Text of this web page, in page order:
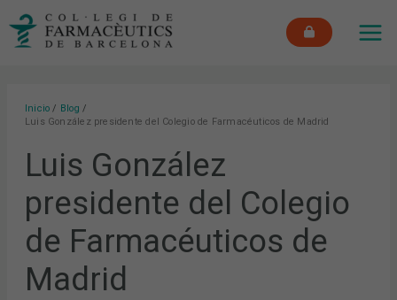
Inicio
Blog
Luis González presidente del Colegio de Farmacéuticos de Madrid
Luis González
presidente del Colegio
de Farmacéuticos de
Madrid